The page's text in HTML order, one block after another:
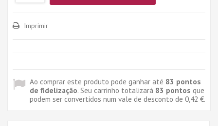
Imprimir
Ao comprar este produto pode ganhar até 83 pontos
de fidelização. Seu carrinho totalizará 83 pontos que
podem ser convertidos num vale de desconto de 0,42 €.